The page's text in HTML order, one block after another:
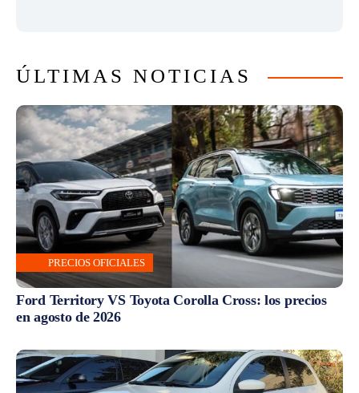
ÚLTIMAS NOTICIAS
PRECIOS OFICIALES
Ford Territory VS Toyota Corolla Cross: los precios
en agosto de 2026